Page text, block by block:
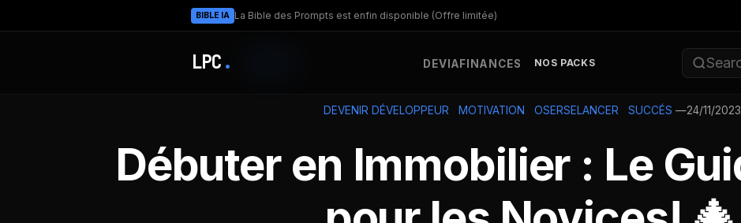
BIBLE IA La Bible des Prompts est enfin disponible (Offre limitée)
LPC . DEVIAFINANCES NOS PACKS
DEVENIR DÉVELOPPEUR MOTIVATION OSERSELANCER SUCCÉS —24/11/2023
Débuter en Immobilier : Le